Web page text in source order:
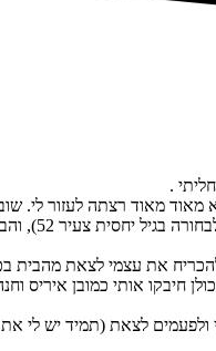
.
מאוד מאוד רצתה לעזור לי.
משליכות על הנפשיות וקשה לי.
את עצמי לצאת מהבית
אותי כמובן איריס
לצאת (תמיד יש לי